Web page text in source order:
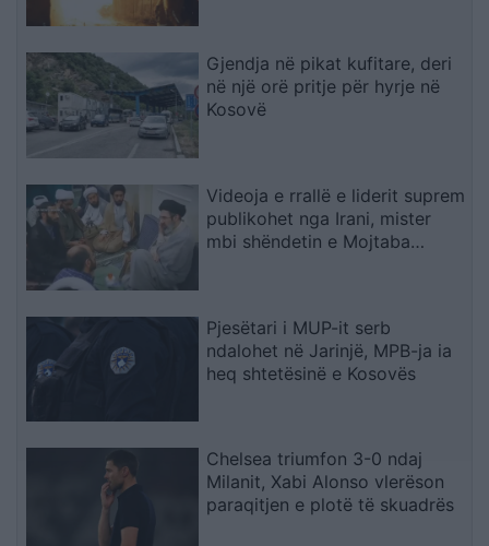
Gjendja në pikat kufitare, deri
në një orë pritje për hyrje në
Kosovë
Videoja e rrallë e liderit suprem
publikohet nga Irani, mister
mbi shëndetin e Mojtaba
Pjesëtari i MUP-it serb
ndalohet në Jarinjë, MPB-ja ia
heq shtetësinë e Kosovës
Chelsea triumfon 3-0 ndaj
Milanit, Xabi Alonso vlerëson
paraqitjen e plotë të skuadrës